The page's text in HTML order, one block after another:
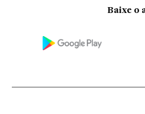
Baixe o